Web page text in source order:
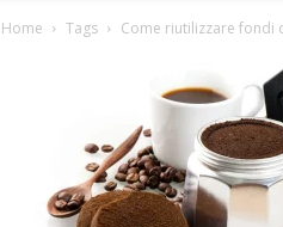
Home Tags Come riutilizzare fondi